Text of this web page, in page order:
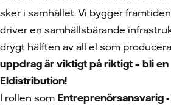
sker i samhället. Vi bygger
driver en samhällsbärande
drygt hälften av all el som
uppdrag är viktigt på riktigt – bli en
Eldistribution!
I rollen som Entreprenörsansvarig